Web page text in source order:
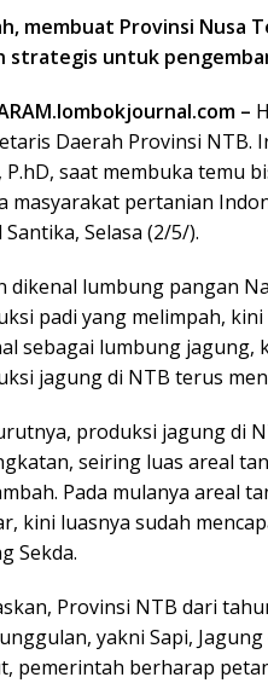
membuat Provinsi Nusa
strategis untuk
–
Daerah Provinsi NTB.
P.hD, saat membuka temu
masyarakat pertanian
Selasa (2/5/).
dikenal lumbung pangan
padi yang melimpah,
sebagai lumbung jagung,
jagung di NTB terus
produksi jagung di
seiring luas areal
Pada mulanya areal
kini luasnya sudah
Sekda.
Provinsi NTB dari
yakni Sapi,
pemerintah berharap